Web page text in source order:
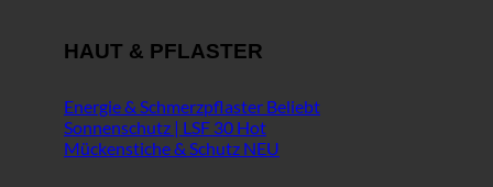
HAUT & PFLASTER
Energie & Schmerzpflaster
Sonnenschutz | LSF 30
Mückenstiche & Schutz